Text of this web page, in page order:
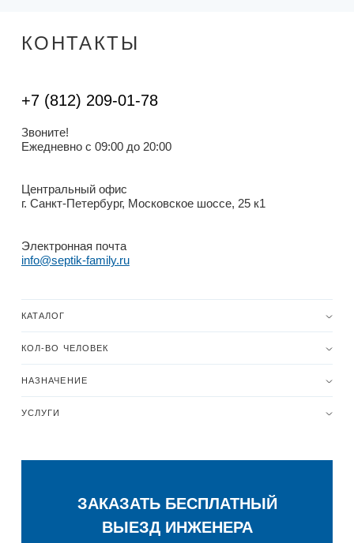
КОНТАКТЫ
+7 (812) 209-01-78
Звоните!
Ежедневно с 09:00 до 20:00
Центральный офис
г. Санкт-Петербург, Московское шоссе, 25 к1
Электронная почта
info@septik-family.ru
КАТАЛОГ
КОЛ-ВО ЧЕЛОВЕК
НАЗНАЧЕНИЕ
УСЛУГИ
ЗАКАЗАТЬ БЕСПЛАТНЫЙ
ВЫЕЗД ИНЖЕНЕРА